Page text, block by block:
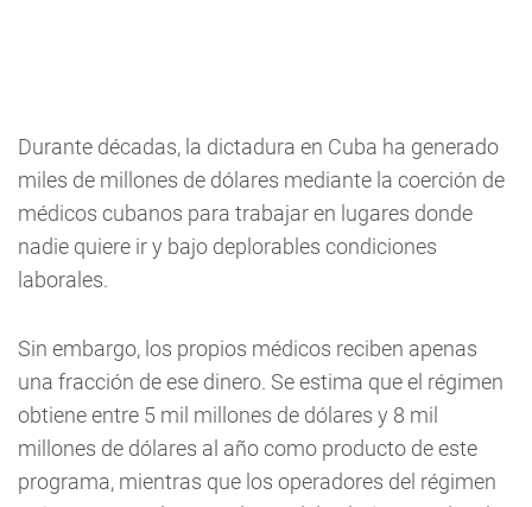
Durante décadas, la dictadura en Cuba ha generado
miles de millones de dólares mediante la coerción de
médicos cubanos para trabajar en lugares donde
nadie quiere ir y bajo deplorables condiciones
laborales.
Sin embargo, los propios médicos reciben apenas
una fracción de ese dinero. Se estima que el régimen
obtiene entre 5 mil millones de dólares y 8 mil
millones de dólares al año como producto de este
programa, mientras que los operadores del régimen